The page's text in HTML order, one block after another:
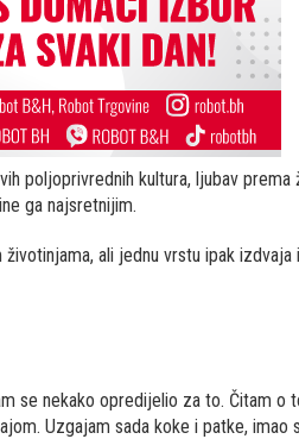
poljoprivrednih kultura, ljubav prema
ga najsretnijim.
ali jednu vrstu ipak
se nekako opredijelio za to. Čitam o
Uzgajam sada koke i patke, imao